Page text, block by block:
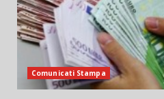
Comunicati Stampa